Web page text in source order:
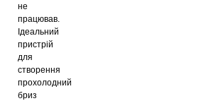
не
працював.
Ідеальний
пристрій
для
створення
прохолодний
бриз